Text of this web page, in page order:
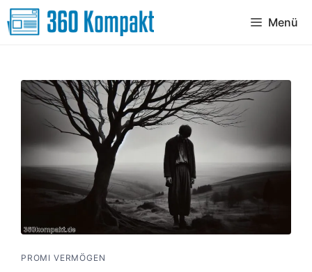
Zum
Inhalt
Menü
PROMI VERMÖGEN